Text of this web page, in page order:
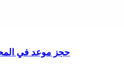
حجز موعد في